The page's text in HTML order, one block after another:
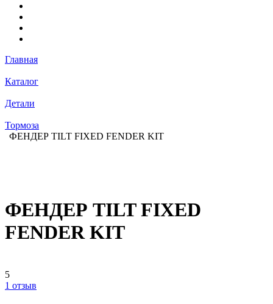
Главная
Каталог
Детали
Тормоза
ФЕНДЕР TILT FIXED FENDER KIT
ФЕНДЕР TILT FIXED
FENDER KIT
5
1 отзыв